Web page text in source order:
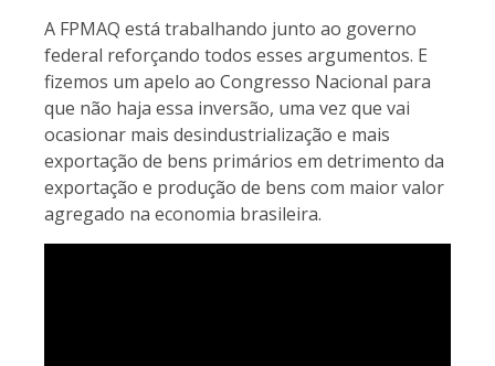
A FPMAQ está trabalhando junto ao governo
federal reforçando todos esses argumentos. E
fizemos um apelo ao Congresso Nacional para
que não haja essa inversão, uma vez que vai
ocasionar mais desindustrialização e mais
exportação de bens primários em detrimento da
exportação e produção de bens com maior valor
agregado na economia brasileira.